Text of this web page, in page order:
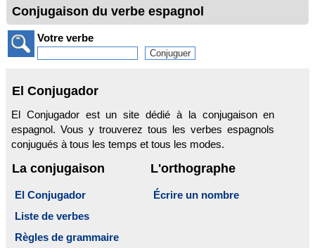
Conjugaison du verbe espagnol
Votre verbe
El Conjugador
El Conjugador est un site dédié à la conjugaison en
espagnol. Vous y trouverez tous les verbes espagnols
conjugués à tous les temps et tous les modes.
La conjugaison
El Conjugador
Liste de verbes
Règles de grammaire
L'orthographe
Écrire un nombre